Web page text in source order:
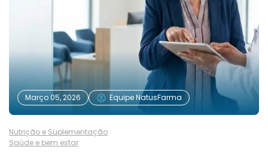
Março 05, 2026 Equipe NatusFarma
Nutrição e Suplementação
Saúde e bem estar